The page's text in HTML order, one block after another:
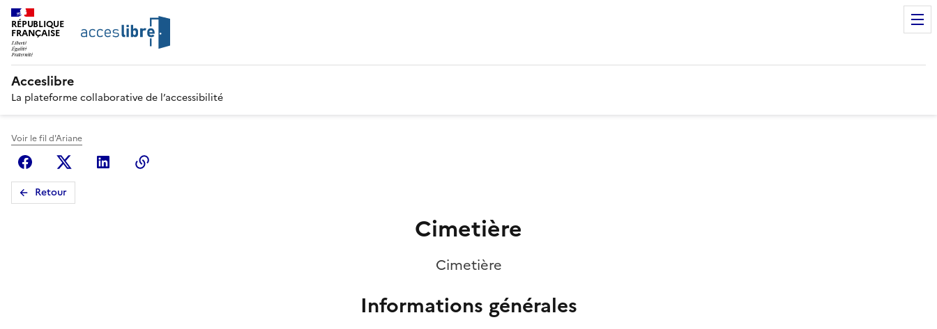
RÉPUBLIQUE
FRANÇAISE
Acceslibre
La plateforme collaborative de l’accessibilité
Voir le fil d'Ariane
FacebookX (anciennement Twitter)
Linkedin
Retour
Cimetière
Cimetière
Informations générales